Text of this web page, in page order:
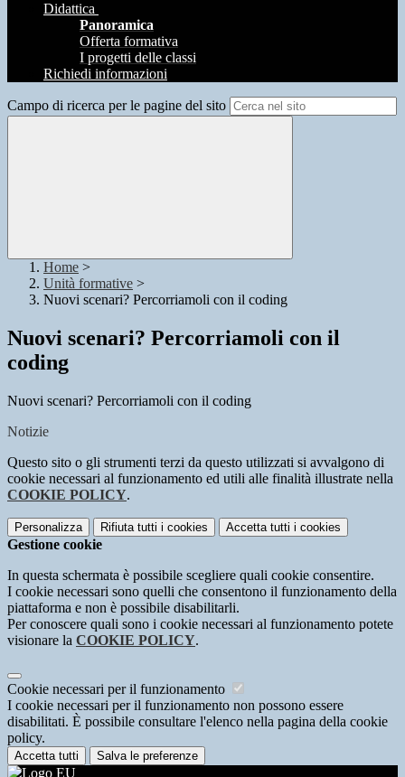
Didattica
Panoramica
Offerta formativa
I progetti delle classi
Richiedi informazioni
Campo di ricerca per le pagine del sito
Home >
Unità formative >
Nuovi scenari? Percorriamoli con il coding
Nuovi scenari? Percorriamoli con il
coding
Nuovi scenari? Percorriamoli con il coding
Notizie
Questo sito o gli strumenti terzi da questo utilizzati si avvalgono di
cookie necessari al funzionamento ed utili alle finalità illustrate nella
COOKIE POLICY.
Personalizza Rifiuta tutti i cookies Accetta tutti i cookies
Gestione cookie
In questa schermata è possibile scegliere quali cookie consentire.
I cookie necessari sono quelli che consentono il funzionamento della
piattaforma e non è possibile disabilitarli.
Per conoscere quali sono i cookie necessari al funzionamento potete
visionare la COOKIE POLICY.
Cookie necessari per il funzionamento
I cookie necessari per il funzionamento non possono essere
disabilitati. È possibile consultare l'elenco nella pagina della cookie
policy.
Accetta tutti Salva le preferenze